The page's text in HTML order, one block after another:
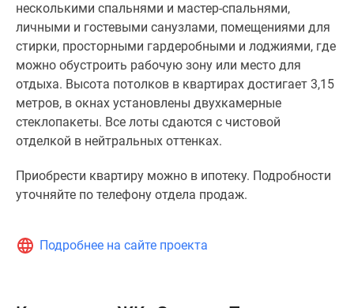
несколькими спальнями и мастер-спальнями,
личными и гостевыми санузлами, помещениями для
стирки, просторными гардеробными и лоджиями, где
можно обустроить рабочую зону или место для
отдыха. Высота потолков в квартирах достигает 3,15
метров, в окнах установлены двухкамерные
стеклопакеты. Все лоты сдаются с чистовой
отделкой в нейтральных оттенках.
Приобрести квартиру можно в ипотеку. Подробности
уточняйте по телефону отдела продаж.
Подробнее на сайте проекта